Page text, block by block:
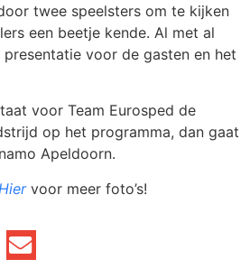
twee speelsters om te kijken
een beetje kende. Al met al
voor de gasten en het
voor Team Eurosped de
op het programma, dan gaat
Apeldoorn.
voor meer foto’s!